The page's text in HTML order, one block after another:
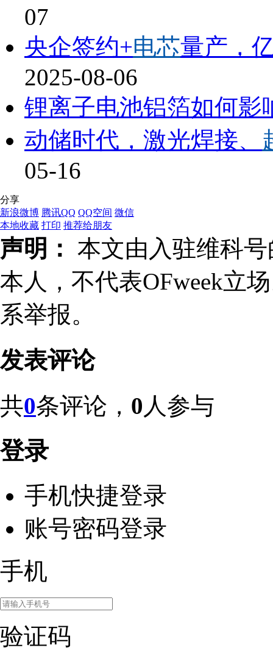
07
央企签约+电芯量产，
2025-08-06
锂离子电池铝箔如何影
动储时代，激光焊接、
05-16
分享
新浪微博 腾讯QQ QQ空间 微信
本地收藏 打印 推荐给朋友
声明： 本文由入驻维科
本人，不代表OFweek立
系举报。
发表评论
共0条评论， 0 人参与
登录
手机快捷登录
账号密码登录
手机
验证码